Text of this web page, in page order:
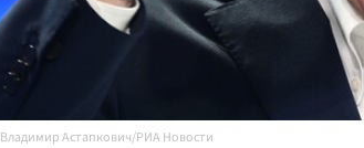
Владимир Астапкович/РИА Новости